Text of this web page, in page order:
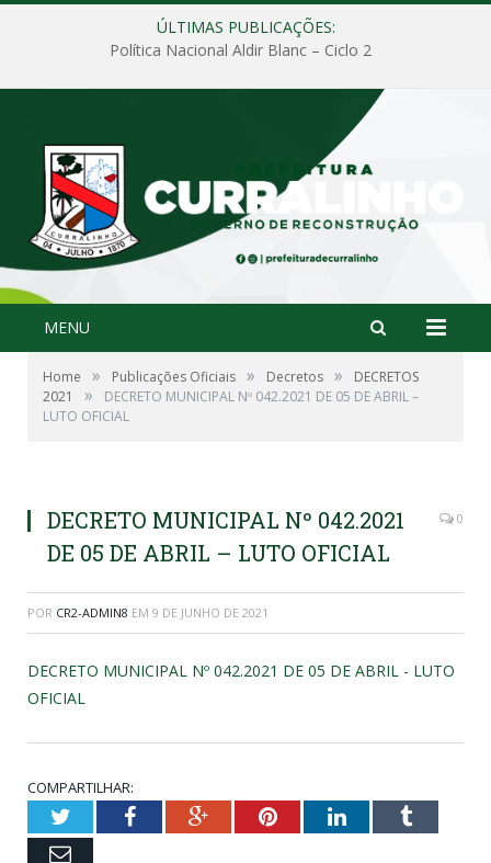
ÚLTIMAS PUBLICAÇÕES:
Política Nacional Aldir Blanc – Ciclo 2
MENU
Home » Publicações Oficiais » Decretos »
DECRETOS
2021
»
DECRETO MUNICIPAL Nº 042.2021 DE 05 DE ABRIL –
LUTO OFICIAL
DECRETO MUNICIPAL Nº 042.2021
DE 05 DE ABRIL – LUTO OFICIAL
0
POR CR2-ADMIN8 EM 9 DE JUNHO DE 2021
DECRETO MUNICIPAL Nº 042.2021 DE 05 DE ABRIL - LUTO
OFICIAL
COMPARTILHAR:
TwitterFacebookGoogle+PinterestLinkedInTumblr
Email